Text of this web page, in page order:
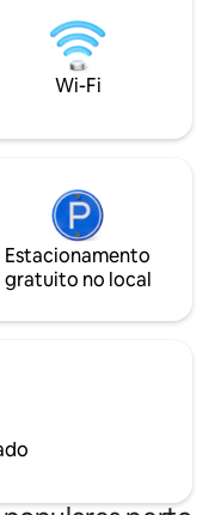
a
e piscina.
urbanização
priv...
Wi-Fi
Estacionamento
gratuito no local